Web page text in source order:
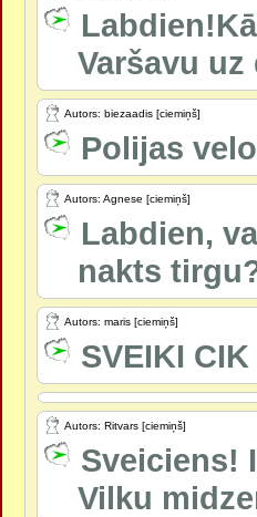
Varšavu
Autors: biezaadis [ciemiņš]
Polijas
Autors: Agnese [ciemiņš]
Labdien,
nakts
Autors: maris [ciemiņš]
SVEIKI
Autors: Ritvars [ciemiņš]
Sveiciens!
Vilku